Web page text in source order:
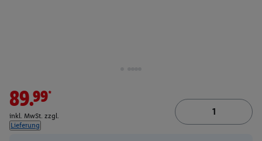
89.99*
inkl. MwSt. zzgl.
Lieferung